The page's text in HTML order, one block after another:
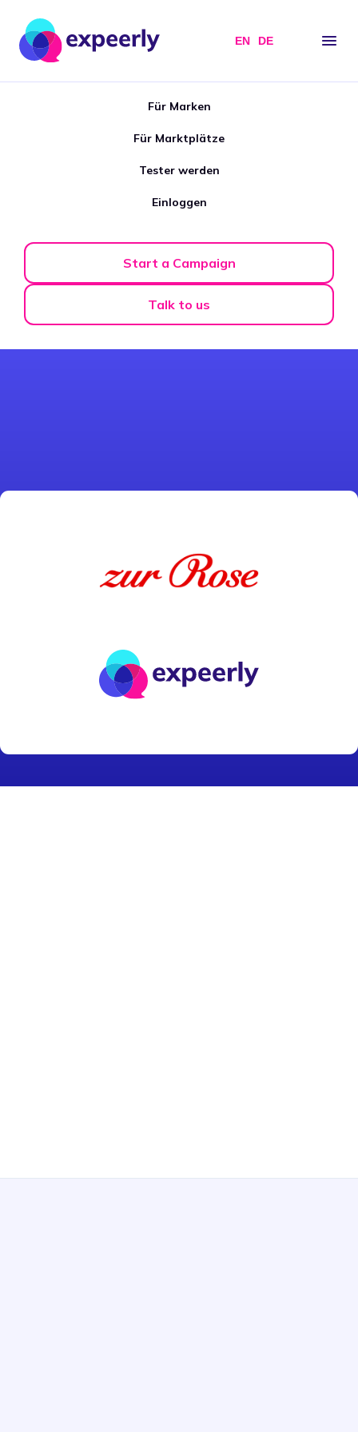
EN DE
Für Marken
Für Marktplätze
Tester werden
Einloggen
Start a Campaign
Talk to us